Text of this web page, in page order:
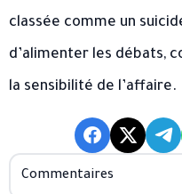
classée comme un
d’alimenter les débats,
la sensibilité de l’affaire.
Commentaires